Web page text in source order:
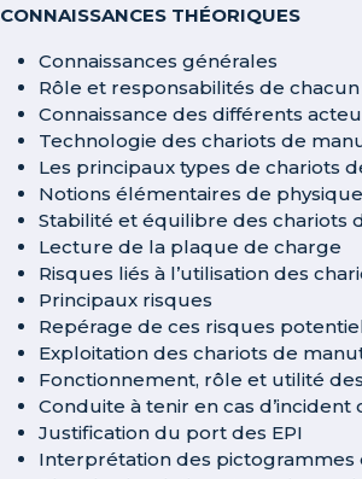
CONNAISSANCES THÉORIQUES
Connaissances générales
Rôle et responsabilités de chacun
Connaissance des différents
Technologie des chariots de
Les principaux types de chariots
Notions élémentaires de physique
Stabilité et équilibre des chariots
Lecture de la plaque de charge
Risques liés à l’utilisation des
Principaux risques
Repérage de ces risques
Exploitation des chariots de
Fonctionnement, rôle et utilité
Conduite à tenir en cas
Justification du port des EPI
Interprétation des pictogrammes